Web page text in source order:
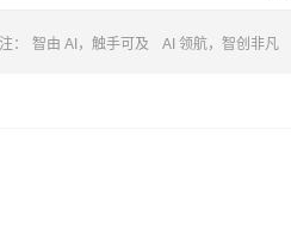
： 智由 AI，触手可及 AI 领航，智创非凡